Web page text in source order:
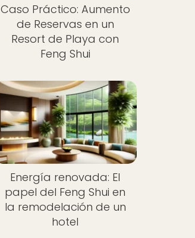
Caso Práctico: Aumento
de Reservas en un
Resort de Playa con
Feng Shui
Energía renovada: El
papel del Feng Shui en
la remodelación de un
hotel